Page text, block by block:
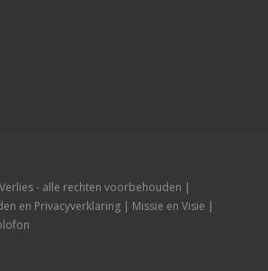
- alle rechten voorbehouden |
en Privacyverklaring | Missie en Visie |